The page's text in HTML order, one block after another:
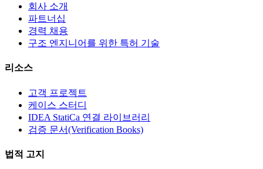
회사 소개
파트너십
경력 채용
구조 엔지니어를 위한 특허 기술
리소스
고객 프로젝트
케이스 스터디
IDEA StatiCa 연결 라이브러리
검증 문서(Verification Books)
법적 고지